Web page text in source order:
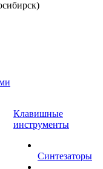
Клавишные
инструменты
Синтезаторы